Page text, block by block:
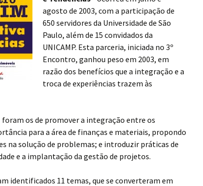
agosto de 2003, com a participação de
650 servidores da Universidade de São
Paulo, além de 15 convidados da
UNICAMP. Esta parceria, iniciada no 3º
Encontro, ganhou peso em 2003, em
razão dos benefícios que a integração e a
troca de experiências trazem às
foram os de promover a integração entre os
para a área de finanças e materiais, propondo
na solução de problemas; e introduzir práticas de
e a implantação da gestão de projetos.
identificados 11 temas, que se converteram em